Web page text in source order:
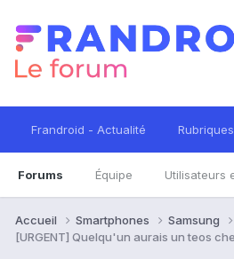
Frandroid - Actualité
Forums Équipe Utilisateurs
Accueil Smartphones Samsung
[URGENT] Quelqu'un aurais un teos